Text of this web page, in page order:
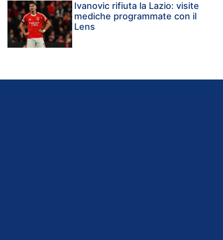
Ivanovic rifiuta la Lazio: visite
mediche programmate con il
Lens